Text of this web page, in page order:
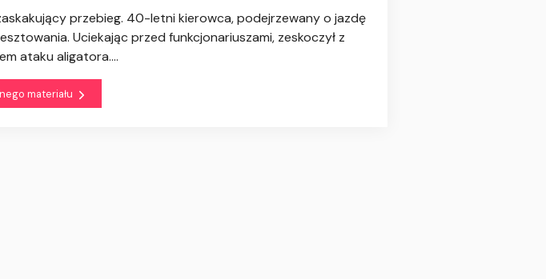
przebieg. 40-letni kierowca, podejrzewany o jazdę
Uciekając przed funkcjonariuszami, zeskoczył z
ataku aligatora....
materiału